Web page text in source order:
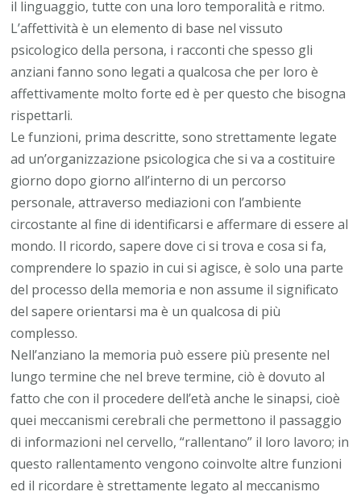
il linguaggio, tutte con una loro temporalità e ritmo.
L’affettività è un elemento di base nel vissuto
psicologico della persona, i racconti che spesso gli
anziani fanno sono legati a qualcosa che per loro è
affettivamente molto forte ed è per questo che bisogna
rispettarli.
Le funzioni, prima descritte, sono strettamente legate
ad un’organizzazione psicologica che si va a costituire
giorno dopo giorno all’interno di un percorso
personale, attraverso mediazioni con l’ambiente
circostante al fine di identificarsi e affermare di essere al
mondo. Il ricordo, sapere dove ci si trova e cosa si fa,
comprendere lo spazio in cui si agisce, è solo una parte
del processo della memoria e non assume il significato
del sapere orientarsi ma è un qualcosa di più
complesso.
Nell’anziano la memoria può essere più presente nel
lungo termine che nel breve termine, ciò è dovuto al
fatto che con il procedere dell’età anche le sinapsi, cioè
quei meccanismi cerebrali che permettono il passaggio
di informazioni nel cervello, “rallentano” il loro lavoro; in
questo rallentamento vengono coinvolte altre funzioni
ed il ricordare è strettamente legato al meccanismo